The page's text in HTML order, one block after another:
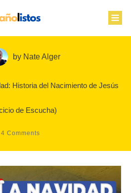
by Nate Alger
Historia del Nacimiento de Jesús
de Escucha)
4 Comments